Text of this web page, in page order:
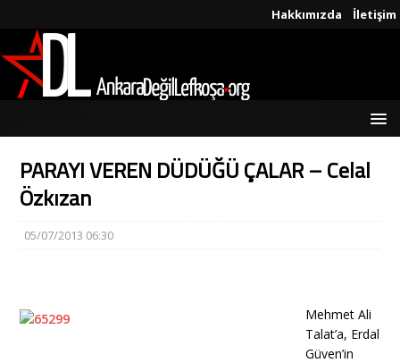
Hakkımızda İletişim
PARAYI VEREN DÜDÜĞÜ ÇALAR – Celal
Özkızan
05/07/2013 06:30
Mehmet Ali
Talat’a, Erdal
Güven’in